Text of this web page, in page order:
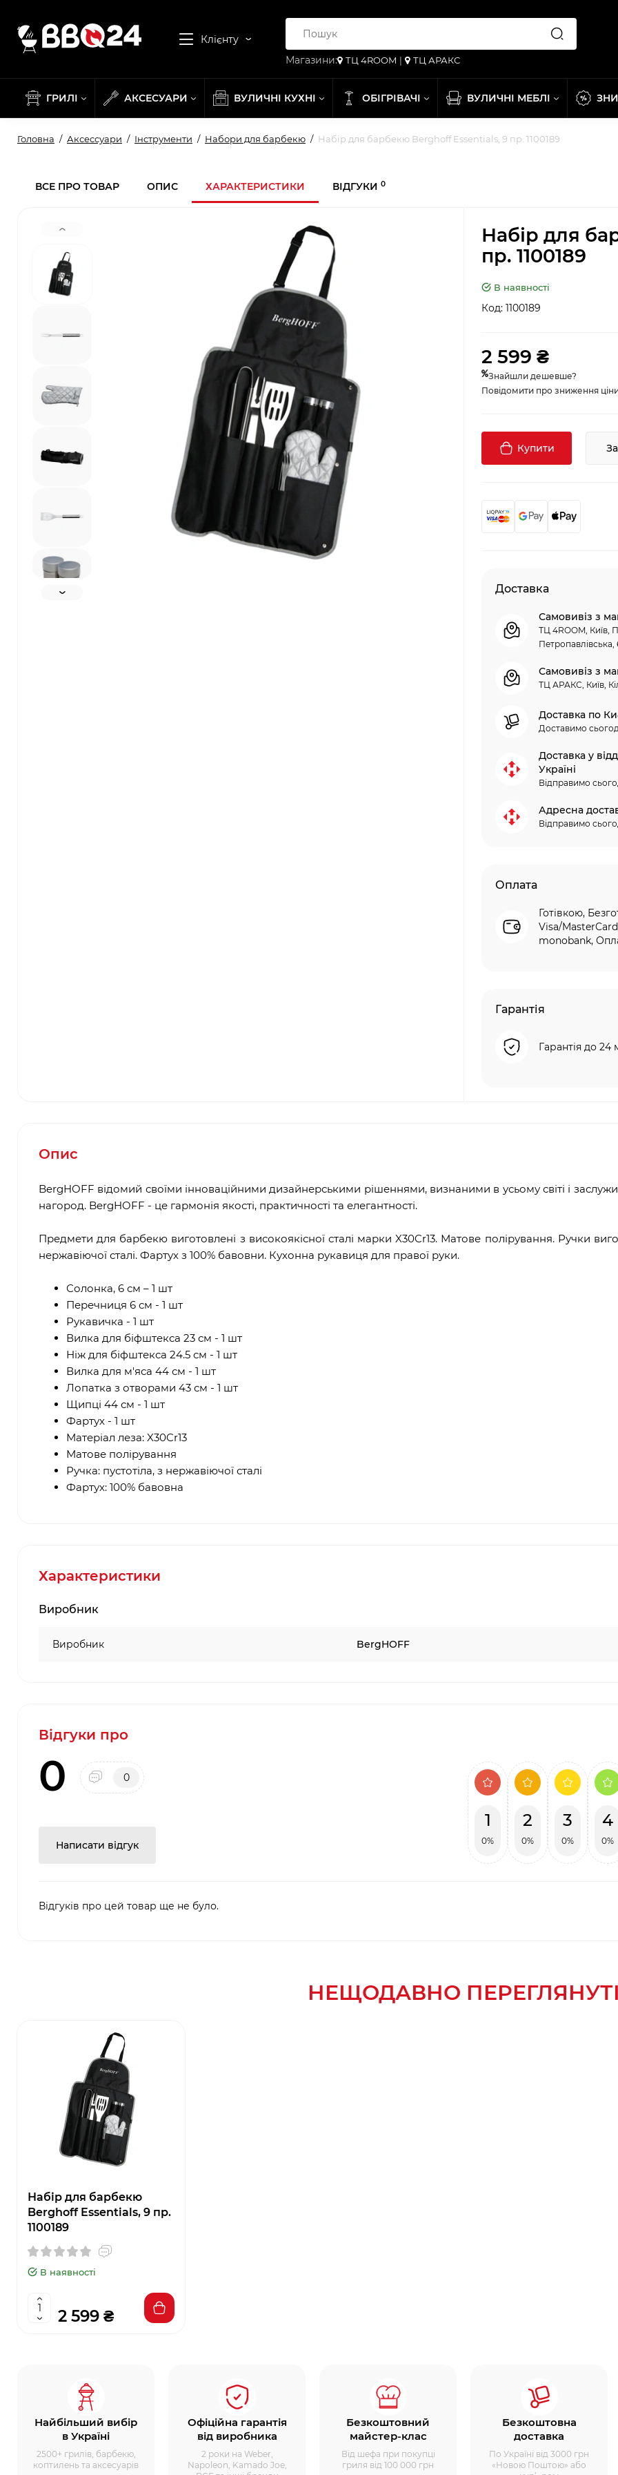
Клієнту
Магазини:
ТЦ 4ROOM | ТЦ АРАКС
ГРИЛІ АКСЕСУАРИ ВУЛИЧНІ КУХНІ ОБІГРІВАЧІ ВУЛИЧНІ МЕБЛІ
Головна Аксессуари Інструменти Набори для барбекю Набір для барбекю Berghoff Essentials, 9 пр. 1100189
ВСЕ ПРО ТОВАР ОПИС ХАРАКТЕРИСТИКИ ВІДГУКИ 0
Набір для
пр. 1100189
В наявності
Код: 1100189
2 599 ₴
Знайшли дешевше?
Повідомити про зниження ціни,
Купити
Доставка
Самовивіз з
ТЦ 4ROOM, Київ,
Петропавлівська,
Самовивіз з
ТЦ АРАКС, Київ,
Доставка по
Доставимо
Доставка у
Україні
Відправимо
Адресна
Відправимо
Оплата
Готівкою,
Visa/
monobank,
Гарантія
Гарантія до 24
Опис
BergHOFF відомий своїми інноваційними дизайнерськими рішеннями, визнаними в усьому світі і
нагород. BergHOFF - це гармонія якості, практичності та елегантності.
Предмети для барбекю виготовлені з високоякісної сталі марки X30Cr13. Матове полірування. Ручки
нержавіючої сталі. Фартух з 100% бавовни. Кухонна рукавиця для правої руки.
Солонка, 6 см – 1 шт
Перечниця 6 см - 1 шт
Рукавичка - 1 шт
Вилка для біфштекса 23 см - 1 шт
Ніж для біфштекса 24.5 см - 1 шт
Вилка для м'яса 44 см - 1 шт
Лопатка з отворами 43 см - 1 шт
Щипці 44 см - 1 шт
Фартух - 1 шт
Матеріал леза: X30Cr13
Матове полірування
Ручка: пустотіла, з нержавіючої сталі
Фартух: 100% бавовна
Характеристики
Виробник
Виробник BergHOFF
Відгуки про
0 0
Написати відгук
1
0%
2
0%
3
0%
4
0%
Відгуків про цей товар ще не було.
НЕЩОДАВНО
Набір для барбекю
Berghoff Essentials, 9 пр.
1100189
В наявності
2 599 ₴
Найбільший вибір
в Україні
2500+ грилів, барбекю,
коптилень та аксесуарів
Офіційна гарантія
від виробника
2 роки на Weber,
Napoleon, Kamado Joe,
Безкоштовний
майстер-клас
Від шефа при покупці
гриля від 100 000 грн
Безкоштовна
доставка
По Україні від 3000 грн
«Новою Поштою» або